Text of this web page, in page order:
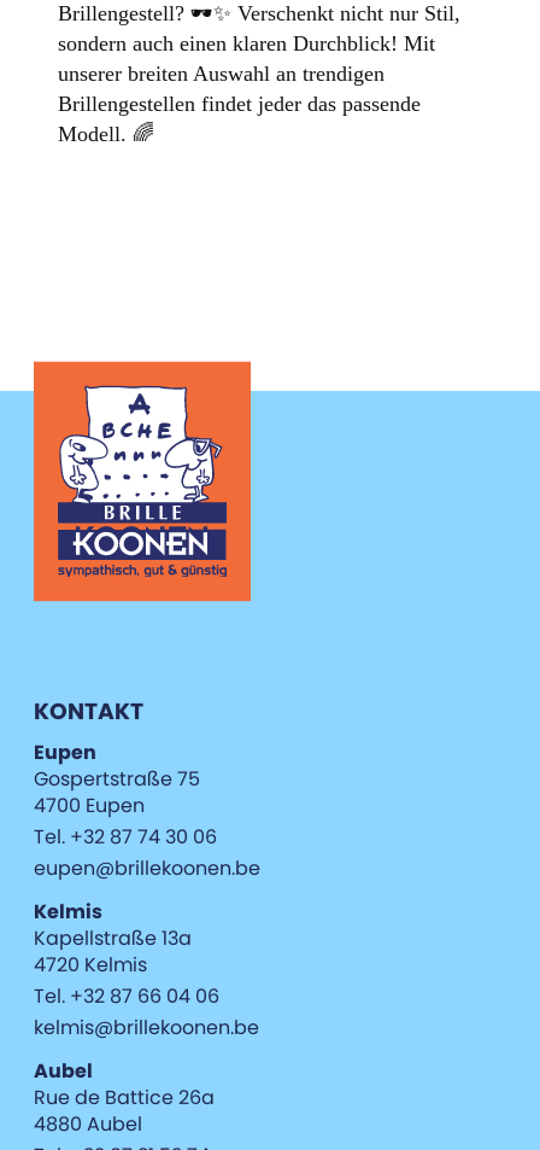
Brillengestell? 🕶️✨ Verschenkt nicht nur Stil,
sondern auch einen klaren Durchblick! Mit
unserer breiten Auswahl an trendigen
Brillengestellen findet jeder das passende
Modell. 🌈
KONTAKT
Eupen
Gospertstraße 75
4700 Eupen
Tel. +32 87 74 30 06
eupen@brillekoonen.be
Kelmis
Kapellstraße 13a
4720 Kelmis
Tel. +32 87 66 04 06
kelmis@brillekoonen.be
Aubel
Rue de Battice 26a
4880 Aubel